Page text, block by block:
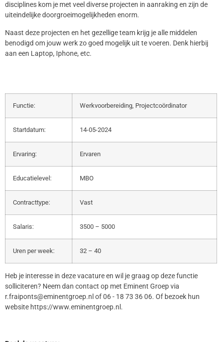
disciplines kom je met veel diverse projecten in aanraking en zijn de
uiteindelijke doorgroeimogelijkheden enorm.
Naast deze projecten en het gezellige team krijg je alle middelen
benodigd om jouw werk zo goed mogelijk uit te voeren. Denk hierbij
aan een Laptop, Iphone, etc.
Functie: Werkvoorbereiding, Projectcoördinator
Startdatum: 14-05-2024
Ervaring: Ervaren
Educatielevel: MBO
Contracttype: Vast
Salaris: 3500 – 5000
Uren per week: 32 – 40
Heb je interesse in deze vacature en wil je graag op deze functie
solliciteren? Neem dan contact op met Eminent Groep via
r.fraiponts@eminentgroep.nl of 06 - 18 73 36 06. Of bezoek hun
website https://www.eminentgroep.nl.